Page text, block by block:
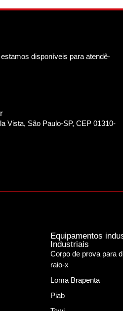
disponíveis para atendê-
Vista, São Paulo-SP, CEP 01310-
Equipamentos
Industriais
Corpo de prova para
raio-x
Loma Brapenta
Piab